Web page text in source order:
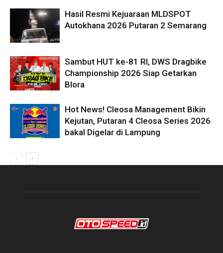
Hasil Resmi Kejuaraan MLDSPOT
Autokhana 2026 Putaran 2 Semarang
Sambut HUT ke-81 RI, DWS Dragbike
Championship 2026 Siap Getarkan
Blora
Hot News! Cleosa Management Bikin
Kejutan, Putaran 4 Cleosa Series 2026
bakal Digelar di Lampung